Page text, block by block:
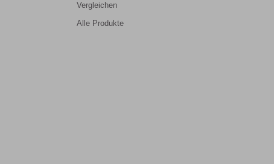
Vergleichen
Alle Produkte